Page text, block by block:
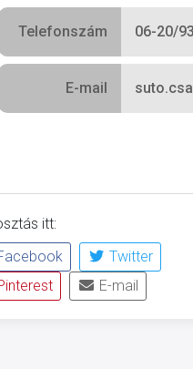
Telefonszám 06-20/
E-mail
itt:
Twitter
E-mail